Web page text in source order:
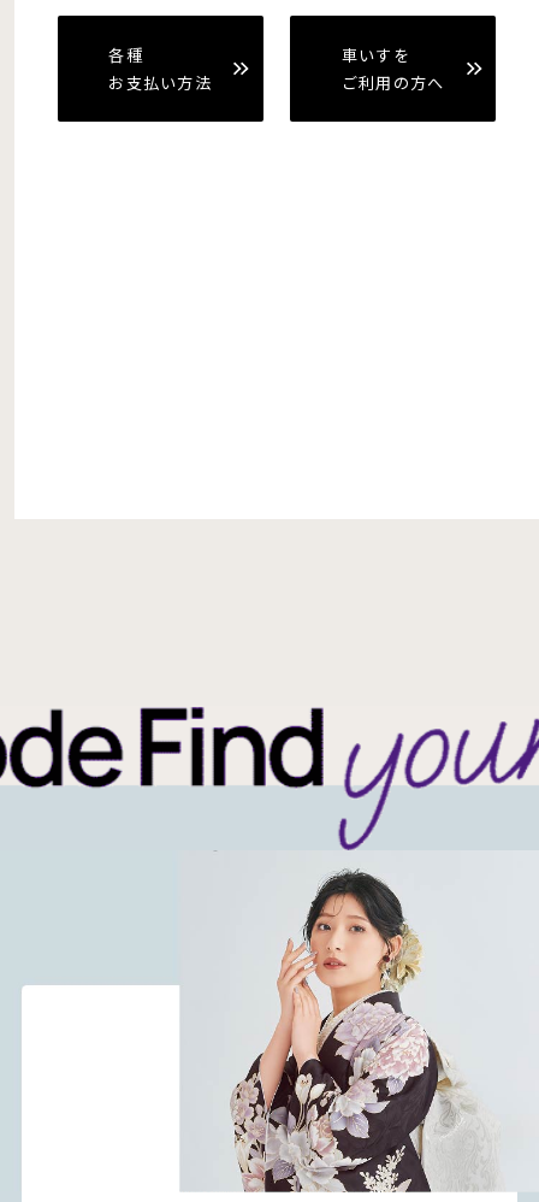
各種
お支払い方法
車いすを
ご利用の方へ